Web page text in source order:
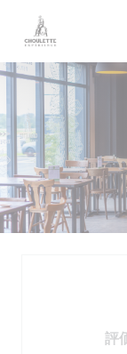
クッキー利用の管
評